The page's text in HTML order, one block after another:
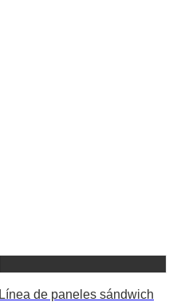
Línea de paneles sándwich